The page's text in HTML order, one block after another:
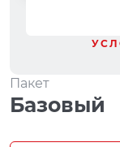
Пакет
Базовый